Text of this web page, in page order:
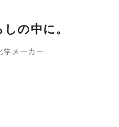
の中に。
メーカー